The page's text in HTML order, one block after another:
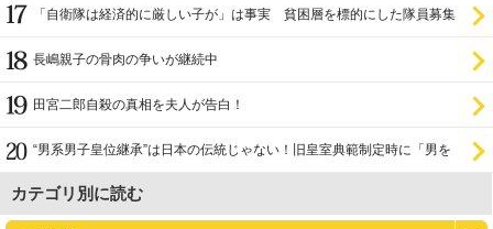
「自衛隊は経済的に厳しい子が」は事実 貧困層を標的にした隊員募集
長嶋親子の骨肉の争いが継続中
田宮二郎自殺の真相を夫人が告白！
“男系男子皇位継承”は日本の伝統じゃない！旧皇室典範制定時に「男を
尊び女を卑む」と
カテゴリ別に読む